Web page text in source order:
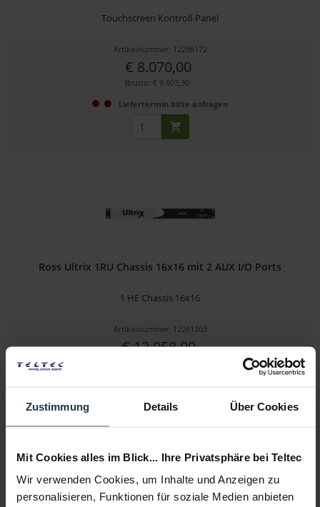
Zustimmung Details Über Cookies
Mit Cookies alles im Blick... Ihre Privatsphäre bei Teltec
Wir verwenden Cookies, um Inhalte und Anzeigen zu
personalisieren, Funktionen für soziale Medien anbieten
Touchscreen Kontroll-Panel
Artikelnummer: 12286172
€ 8.070,00
Brutto: € 9.603,30
Liefertermin bitte anfragen
Ross Ultrix 1RU Chassis 16x16 mit 2 AUX I/O Ports
1 HE Chassis 16x16
Artikelnummer: 12261203
€ 12.058,00